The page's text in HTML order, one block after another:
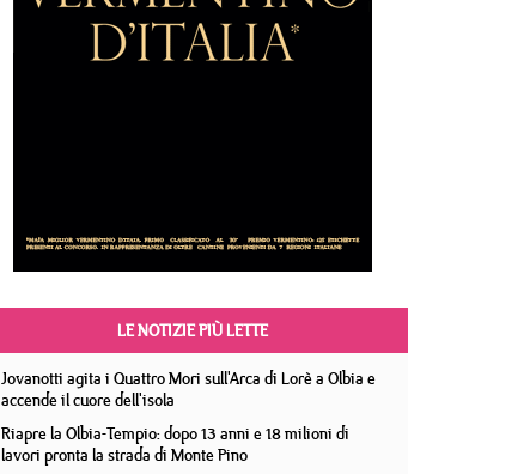
LE NOTIZIE PIÙ LETTE
Jovanotti agita i Quattro Mori sull'Arca di Lorè a Olbia e
accende il cuore dell'isola
Riapre la Olbia-Tempio: dopo 13 anni e 18 milioni di
lavori pronta la strada di Monte Pino